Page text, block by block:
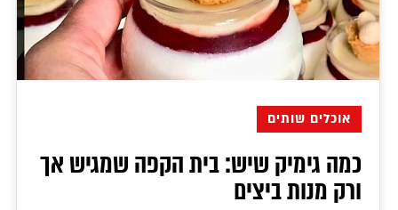
אוכלים שותים
כמה גימיק שיש: בית הקפה שמגיש אך
ורק מנות ביצים